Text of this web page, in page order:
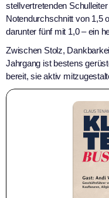
stellvertretenden
Notendurchschnitt von 1,5
darunter fünf mit 1,0 – ein
Zwischen Stolz,
Jahrgang ist bestens
bereit, sie aktiv